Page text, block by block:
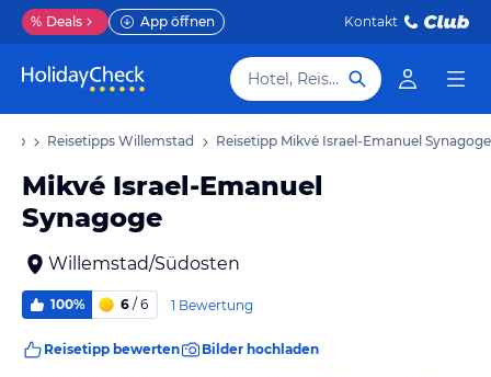
% Deals App öffnen Kontakt
Hotel, Reiseziel
Reisetipps Willemstad Reisetipp Mikvé Israel-Emanuel Synagoge
Mikvé Israel-Emanuel
Synagoge
Willemstad/Südosten
100% 6 / 6 1 Bewertung
Reisetipp bewerten Bilder hochladen